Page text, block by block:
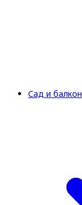
Сад и балкон